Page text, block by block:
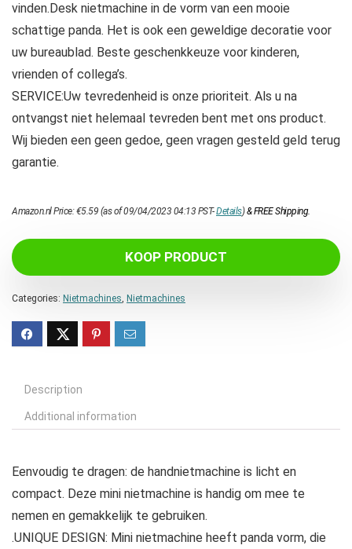
vinden.Desk nietmachine in de vorm van een mooie
schattige panda. Het is ook een geweldige decoratie voor
uw bureaublad. Beste geschenkkeuze voor kinderen,
vrienden of collega’s.
SERVICE:Uw tevredenheid is onze prioriteit. Als u na
ontvangst niet helemaal tevreden bent met ons product.
Wij bieden een geen gedoe, geen vragen gesteld geld terug
garantie.
Amazon.nl Price:€5.59 (as of 09/04/2023 04:13 PST-Details)&FREE Shipping.
KOOP PRODUCT
Categories: Nietmachines, Nietmachines
Description
Additional information
Eenvoudig te dragen: de handnietmachine is licht en
compact. Deze mini nietmachine is handig om mee te
nemen en gemakkelijk te gebruiken.
.UNIQUE DESIGN: Mini nietmachine heeft panda vorm, die